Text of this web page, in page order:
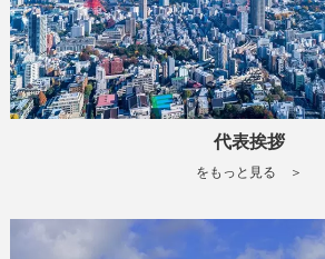
代表挨拶
をもっと見る ＞